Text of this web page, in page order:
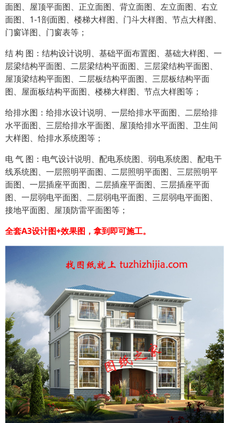
面图、屋顶平面图、正立面图、背立面图、左立面图、右立
面图、1-1剖面图、楼梯大样图、门斗大样图、节点大样图、
门窗详图、门窗表等；
结 构 图：结构设计说明、基础平面布置图、基础大样图、一
层梁结构平面图、二层梁结构平面图、三层梁结构平面图、
屋顶梁结构平面图、二层板结构平面图、三层板结构平面
图、屋面板结构平面图、楼梯大样图、节点大样图等；
给排水图：给排水设计说明、一层给排水平面图、二层给排
水平面图、三层给排水平面图、屋顶给排水平面图、卫生间
大样图、给排水系统图等；
电 气 图：电气设计说明、配电系统图、弱电系统图、配电干
线系统图、一层照明平面图、二层照明平面图、三层照明平
面图、一层插座平面图、二层插座平面图、三层插座平面
图、一层弱电平面图、二层弱电平面图、三层弱电平面图、
接地平面图、屋顶防雷平面图等；
全套A3设计图+效果图，拿到即可施工。